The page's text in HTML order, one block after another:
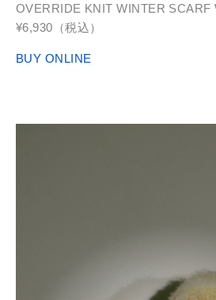
OVERRIDE KNIT WINTER SCARF
¥6,930（税込）
BUY ONLINE